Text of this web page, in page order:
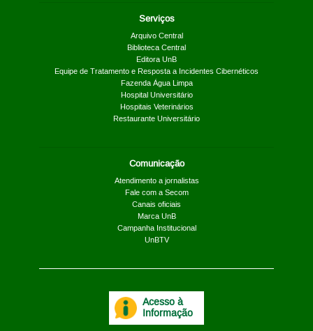
Serviços
Arquivo Central
Biblioteca Central
Editora UnB
Equipe de Tratamento e Resposta a Incidentes Cibernéticos
Fazenda Água Limpa
Hospital Universitário
Hospitais Veterinários
Restaurante Universitário
Comunicação
Atendimento a jornalistas
Fale com a Secom
Canais oficiais
Marca UnB
Campanha Institucional
UnBTV
Acesso à
Informação